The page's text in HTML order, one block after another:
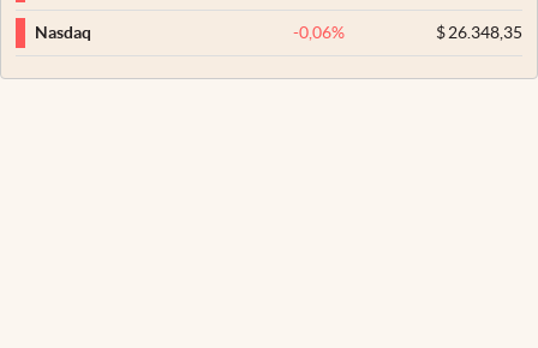
Nasdaq -0,06% $26.348,35